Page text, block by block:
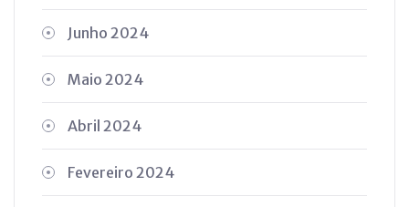
Junho 2024
Maio 2024
Abril 2024
Fevereiro 2024